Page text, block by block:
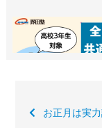
お正月は実力